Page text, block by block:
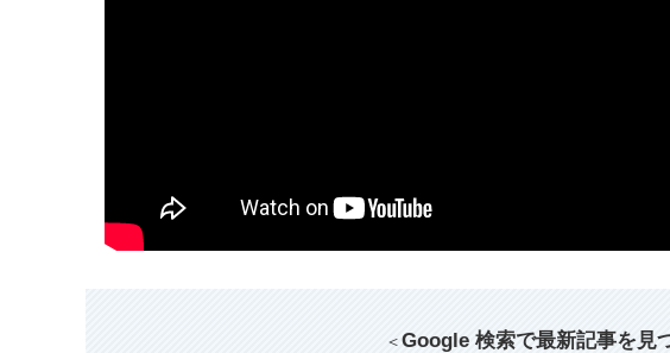
＜Google 検索で最新記事を見